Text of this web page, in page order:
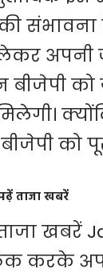
संभावना
अपनी
बीजेपी को
को
ताजा खबरें
खबरें
करके